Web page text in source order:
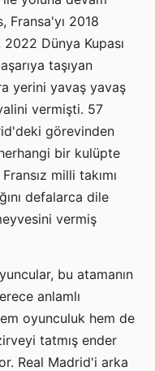
Fransa'yı 2018
Dünya Kupası
taşıyan
yerini yavaş yavaş
vermişti. 57
görevinden
herhangi bir kulüpte
milli takımı
defalarca dile
vermiş
bu atamanın
anlamlı
oyunculuk hem de
tatmış ender
Real Madrid'i arka